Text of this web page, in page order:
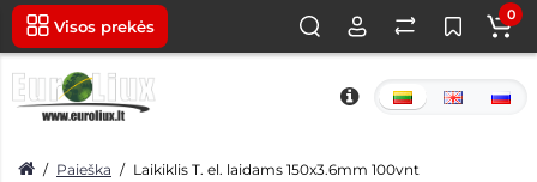
Visos prekės
0
Paieška Laikiklis T. el. laidams 150x3.6mm 100vnt